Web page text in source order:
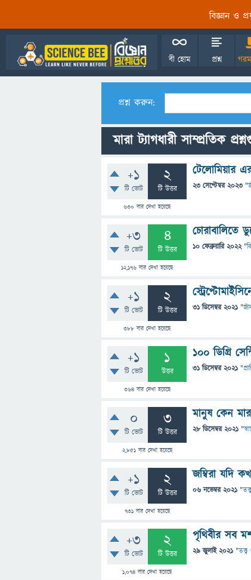
বিজ্ঞান ও
বী হোম প্রশ্ন
প্রশ্ন করুন:
মারা ট্যাগধারী সাম্প্রতিক
+1
টি ভোট
2
টি উত্তর
630 বার দেখা হয়েছে
টেলোমিয়ার
23 সেপ্টেম্বর 2023 "
+3
টি ভোট
4
টি উত্তর
12,176 বার দেখা হয়েছে
চোরাবালিতে
10 ফেব্রুয়ারি 2022 "
+1
টি ভোট
2
টি উত্তর
388 বার দেখা হয়েছে
31 ডিসেম্বর 2021 "
+1
টি ভোট
1
উত্তর
364বার দেখা হয়েছে
১০০ ডিগ্রি
31 ডিসেম্বর 2021 "
0
টি ভোট
3
টি উত্তর
2,851বার দেখা হয়েছে
মানুষ কেন
28 ডিসেম্বর 2021 "
+1
টি ভোট
2
টি উত্তর
731বার দেখা হয়েছে
জম্বিরা যদি
06 নভেম্বর 2021 "
+3
টি ভোট
2
টি উত্তর
1,074 বার দেখা হয়েছে
পৃথিবীর সব
29 জুলাই 2021 "